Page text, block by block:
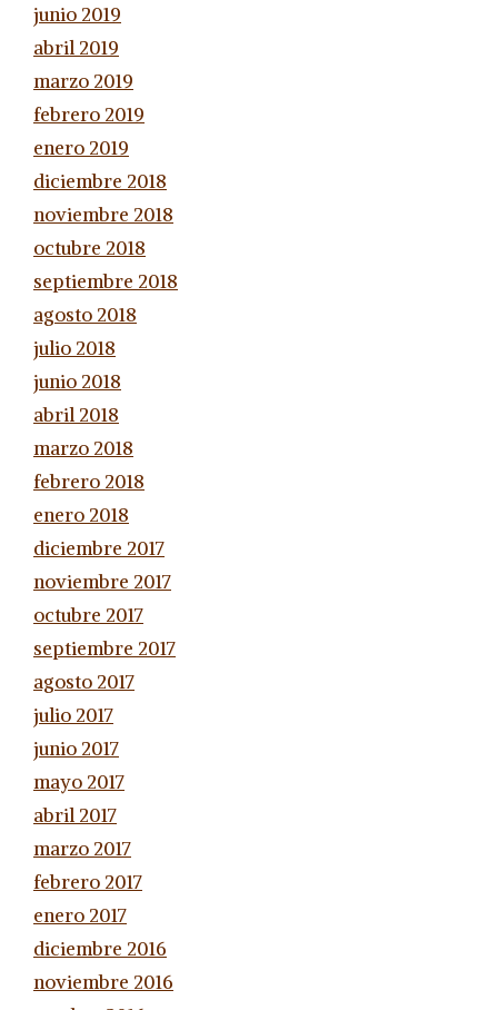
junio 2019
abril 2019
marzo 2019
febrero 2019
enero 2019
diciembre 2018
noviembre 2018
octubre 2018
septiembre 2018
agosto 2018
julio 2018
junio 2018
abril 2018
marzo 2018
febrero 2018
enero 2018
diciembre 2017
noviembre 2017
octubre 2017
septiembre 2017
agosto 2017
julio 2017
junio 2017
mayo 2017
abril 2017
marzo 2017
febrero 2017
enero 2017
diciembre 2016
noviembre 2016